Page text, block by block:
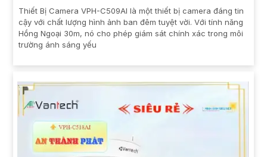
Thiết Bị Camera VPH-C509AI là một thiết bị camera đáng tin
cậy với chất lượng hình ảnh ban đêm tuyệt vời. Với tính năng
Hồng Ngoại 30m, nó cho phép giám sát chính xác trong môi
trường ánh sáng yếu